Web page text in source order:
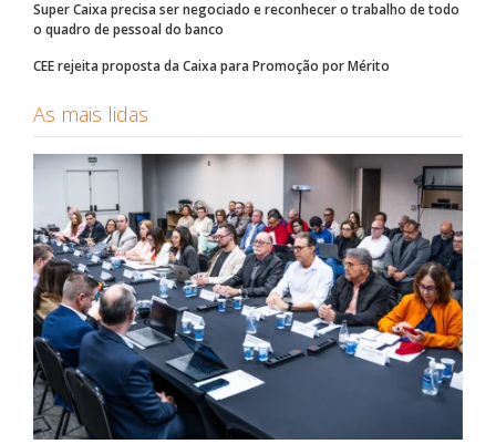
Super Caixa precisa ser negociado e reconhecer o trabalho de todo
o quadro de pessoal do banco
CEE rejeita proposta da Caixa para Promoção por Mérito
As mais lidas